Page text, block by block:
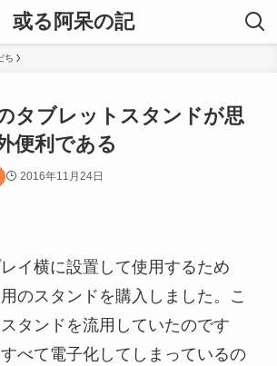
或る阿呆の記
ち
タブレットスタンドが思
便利である
2016年11月24日
イ横に設置して使用するため
のスタンドを購入しました。こ
タンドを流用していたのです
べて電子化してしまっているの